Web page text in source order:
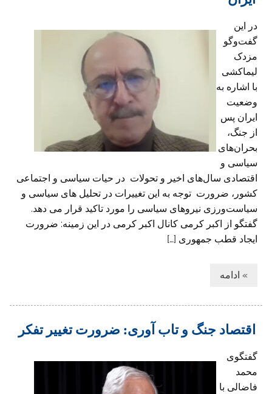
در این
گفت‌وگو
مزدک
لیماکشی
با اشاره به
وضعیت
ایران پس
از جنگ‌،
بحران‌های
سیاسی و
اقتصادی سال‌های اخیر و تحولات در حیات سیاسی و اجتماعی
کشور، ضرورت توجه به این تغییرات در تحلیل های سیاسی و
سیاست‌ورزی نیروهای سیاسی را مورد تاکید قرار می دهد.
گفتگو از اکبر کرمی کانال اکبر کرمی در این زمینه: ضرورت
ایجاد قطب جمهوری […]
» ادامه
اقتصاد جنگ و تاب آوری: ضرورت تغییر تفکر
گفتگوی
محمد
فاضالی با